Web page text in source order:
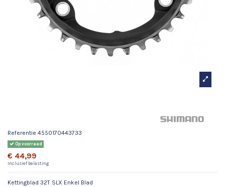
Referentie 4550170443733
Op voorraad
€ 44,99
Inclusief belasting
Kettingblad 32T SLX Enkel Blad